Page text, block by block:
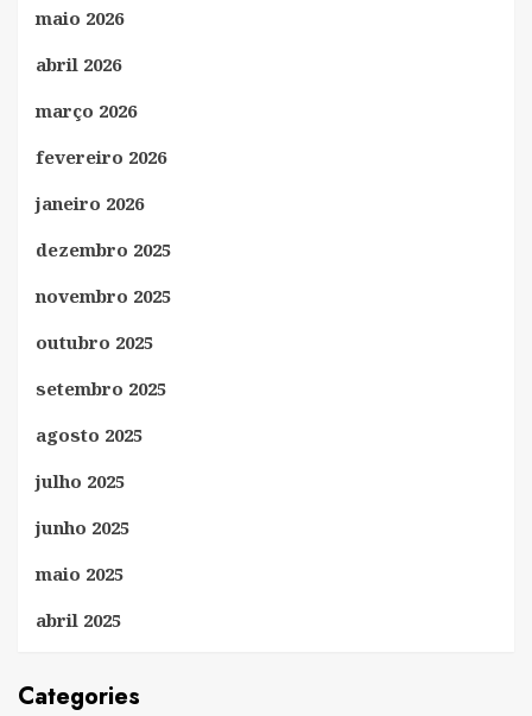
maio 2026
abril 2026
março 2026
fevereiro 2026
janeiro 2026
dezembro 2025
novembro 2025
outubro 2025
setembro 2025
agosto 2025
julho 2025
junho 2025
maio 2025
abril 2025
Categories